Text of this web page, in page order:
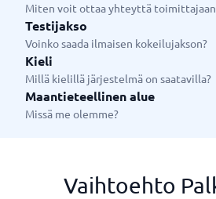
Miten voit ottaa yhteyttä
Testijakso
Voinko saada ilmaisen kokeilujakson?
Kieli
Millä kielillä järjestelmä on saatavilla?
Maantieteellinen alue
Missä me olemme?
Vaihtoehto